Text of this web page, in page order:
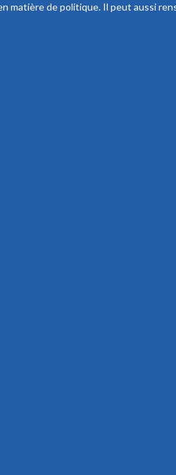
matière de politique. Il peut aussi